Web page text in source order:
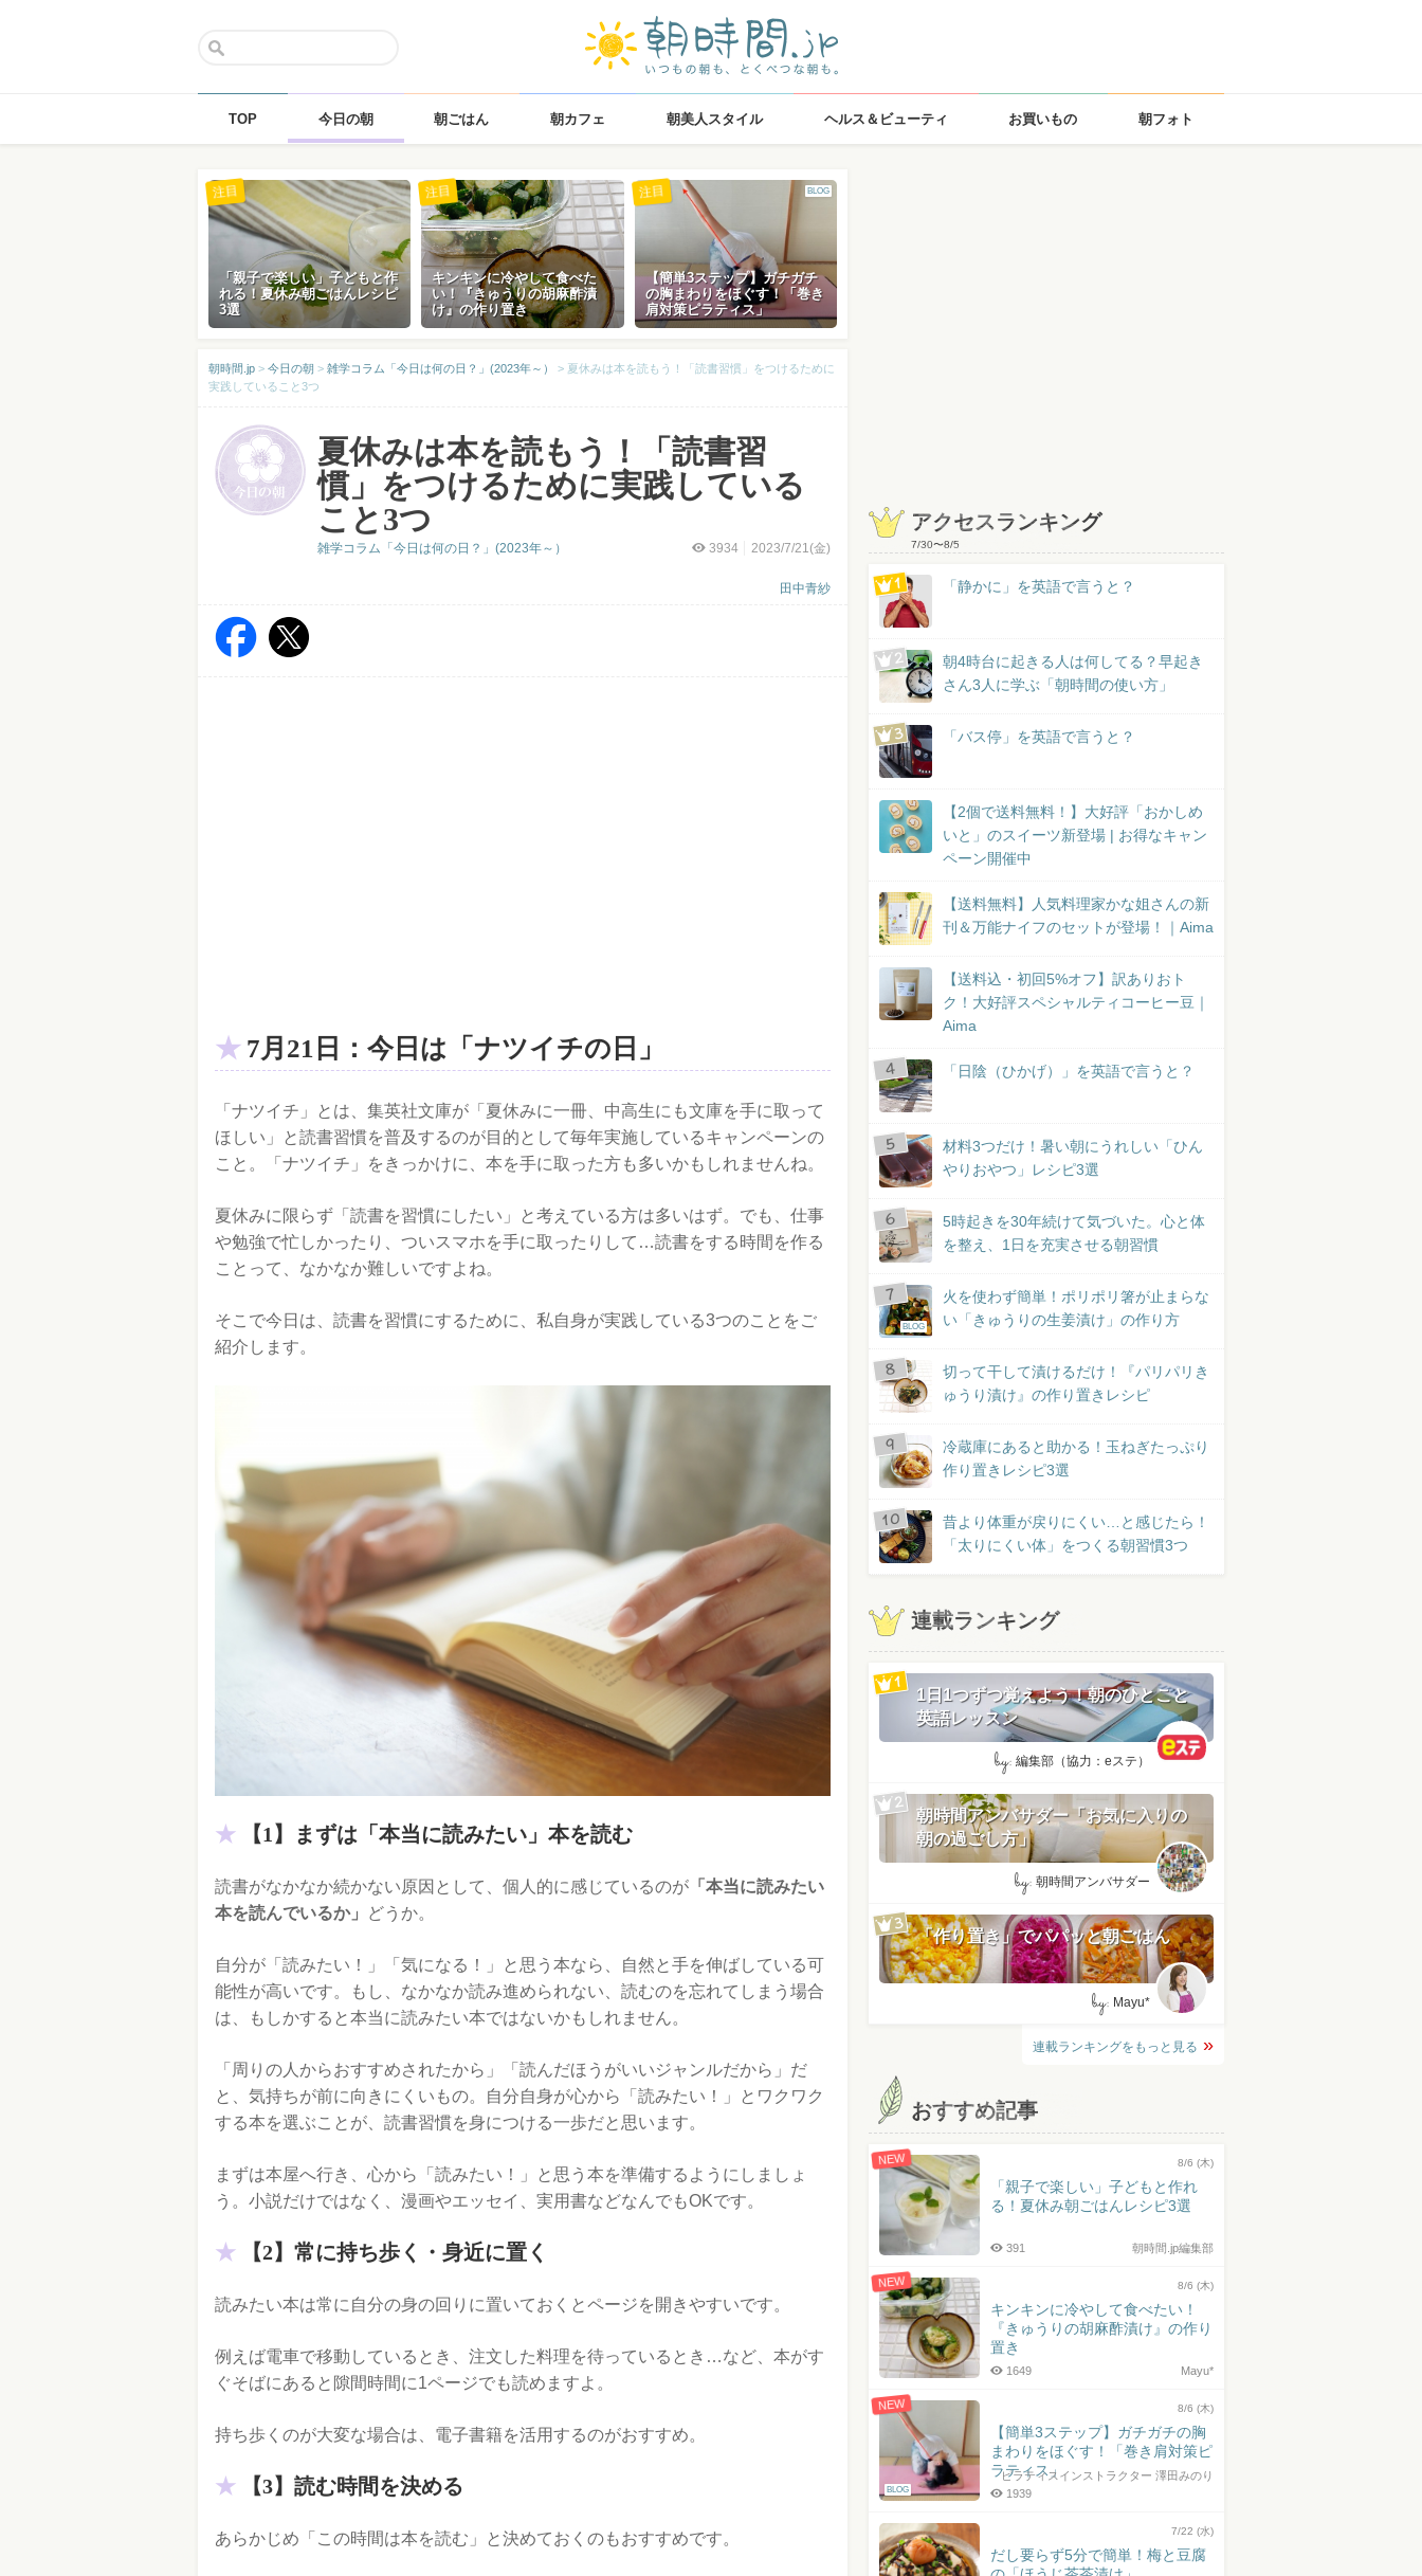
TOP 今日の朝 朝ごはん 朝カフェ 朝美人スタイル ヘルス＆ビューティ お買いもの 朝フォト
「親子で楽しい」子どもと作
れる！夏休み朝ごはんレシピ
3選
注目
キンキンに冷やして食べた
い！『きゅうりの胡麻酢漬
け』の作り置き
注目 BLOG
【簡単3ステップ】ガチガチ
の胸まわりをほぐす！「巻き
肩対策ピラティス」
注目
朝時間.jp > 今日の朝 > 雑学コラム「今日は何の日？」(2023年～） > 夏休みは本を読もう！「読書習慣」をつけるために
実践していること3つ
夏休みは本を読もう！「読書習
慣」をつけるために実践している
こと3つ
3934 2023/7/21(金)
田中青紗
雑学コラム「今日は何の日？」(2023年～）
7月21日：今日は「ナツイチの日」
「ナツイチ」とは、集英社文庫が「夏休みに一冊、中高生にも文庫を手に取って
ほしい」と読書習慣を普及するのが目的として毎年実施しているキャンペーンの
こと。「ナツイチ」をきっかけに、本を手に取った方も多いかもしれませんね。
夏休みに限らず「読書を習慣にしたい」と考えている方は多いはず。でも、仕事
や勉強で忙しかったり、ついスマホを手に取ったりして…読書をする時間を作る
ことって、なかなか難しいですよね。
そこで今日は、読書を習慣にするために、私自身が実践している3つのことをご
紹介します。
【1】まずは「本当に読みたい」本を読む
読書がなかなか続かない原因として、個人的に感じているのが 「本当に読みたい
本を読んでいるか」
どうか。
自分が「読みたい！」「気になる！」と思う本なら、自然と手を伸ばしている可
能性が高いです。もし、なかなか読み進められない、読むのを忘れてしまう場合
は、もしかすると本当に読みたい本ではないかもしれません。
「周りの人からおすすめされたから」「読んだほうがいいジャンルだから」だ
と、気持ちが前に向きにくいもの。自分自身が心から「読みたい！」とワクワク
する本を選ぶことが、読書習慣を身につける一歩だと思います。
まずは本屋へ行き、心から「読みたい！」と思う本を準備するようにしましょ
う。小説だけではなく、漫画やエッセイ、実用書などなんでもOKです。
【2】常に持ち歩く・身近に置く
読みたい本は常に自分の身の回りに置いておくとページを開きやすいです。
例えば電車で移動しているとき、注文した料理を待っているとき…など、本がす
ぐそばにあると隙間時間に1ページでも読めますよ。
持ち歩くのが大変な場合は、電子書籍を活用するのがおすすめ。
【3】読む時間を決める
あらかじめ「この時間は本を読む」と決めておくのもおすすめです。
アクセスランキング
7/30〜8/5
「静かに」を英語で言うと？
朝4時台に起きる人は何してる？早起き
さん3人に学ぶ「朝時間の使い方」
「バス停」を英語で言うと？
【2個で送料無料！】大好評「おかしめ
いと」のスイーツ新登場 | お得なキャン
ペーン開催中
【送料無料】人気料理家かな姐さんの新
刊＆万能ナイフのセットが登場！｜Aima
【送料込・初回5%オフ】訳ありおト
ク！大好評スペシャルティコーヒー豆｜
Aima
「日陰（ひかげ）」を英語で言うと？
材料3つだけ！暑い朝にうれしい「ひん
やりおやつ」レシピ3選
5時起きを30年続けて気づいた。心と体
を整え、1日を充実させる朝習慣
BLOG
火を使わず簡単！ポリポリ箸が止まらな
い「きゅうりの生姜漬け」の作り方
切って干して漬けるだけ！『パリパリき
ゅうり漬け』の作り置きレシピ
冷蔵庫にあると助かる！玉ねぎたっぷり
作り置きレシピ3選
昔より体重が戻りにくい…と感じたら！
「太りにくい体」をつくる朝習慣3つ
連載ランキング
1日1つずつ覚えよう！朝のひとこと
英語レッスン
by: 編集部（協力：eステ）
朝時間アンバサダー「お気に入りの
朝の過ごし方」
by: 朝時間アンバサダー
「作り置き」でパパッと朝ごはん
by: Mayu*
連載ランキングをもっと見る
おすすめ記事
NEW 8/6 (木)
「親子で楽しい」子どもと作れ
る！夏休み朝ごはんレシピ3選
朝時間.jp編集部
391
NEW 8/6 (木)
キンキンに冷やして食べたい！
『きゅうりの胡麻酢漬け』の作り
置き
Mayu*
1649
NEW
BLOG
8/6 (木)
【簡単3ステップ】ガチガチの胸
まわりをほぐす！「巻き肩対策ピ
ラティス」
ピラティスインストラクター 澤田みのり
1939
7/22 (水)
だし要らず5分で簡単！梅と豆腐